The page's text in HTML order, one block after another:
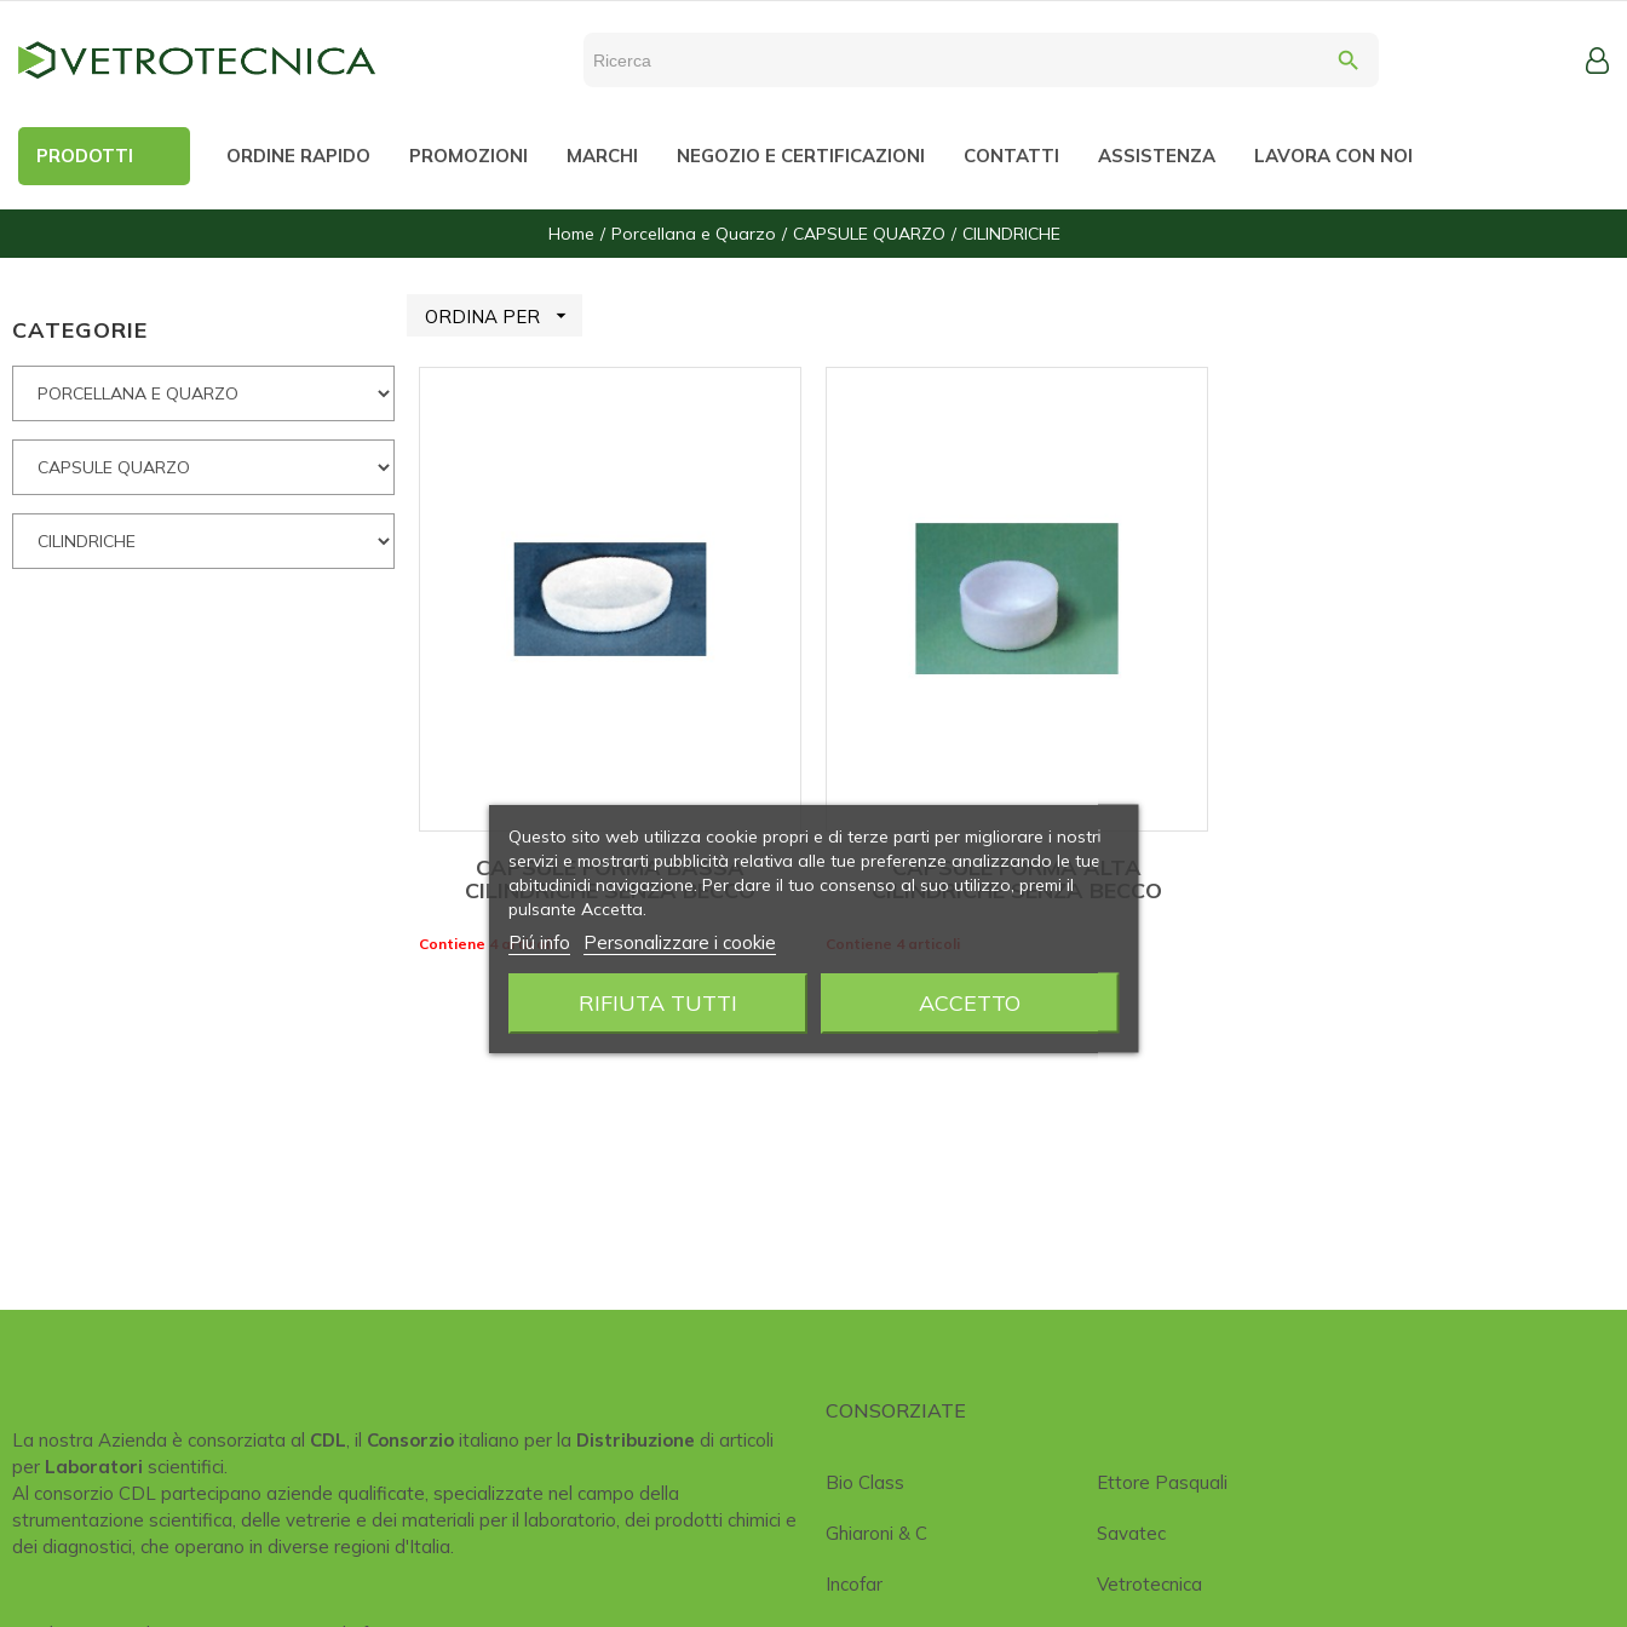
search
PRODOTTI ORDINE RAPIDO PROMOZIONI MARCHI NEGOZIO E CERTIFICAZIONI CONTATTI ASSISTENZA LAVORA CON NOI
Home Porcellana e Quarzo CAPSULE QUARZO CILINDRICHE
CATEGORIE ORDINA PER 
CAPSULE FORMA BASSA
CILINDRICHE SENZA BECCO
Contiene 4 articoli
CAPSULE FORMA ALTA
CILINDRICHE SENZA BECCO
Contiene 4 articoli
La nostra Azienda è consorziata al CDL, il Consorzio italiano per la Distribuzione di articoli
per Laboratori scientifici.
Al consorzio CDL partecipano aziende qualificate, specializzate nel campo della
strumentazione scientifica, delle vetrerie e dei materiali per il laboratorio, dei prodotti chimici e
dei diagnostici, che operano in diverse regioni d'Italia.
CONSORZIATE
Bio Class
Ghiaroni & C
Incofar
Ettore Pasquali
Savatec
Vetrotecnica
Questo sito web utilizza cookie propri e di terze parti per migliorare i nostri
servizi e mostrarti pubblicità relativa alle tue preferenze analizzando le tue
abitudinidi navigazione. Per dare il tuo consenso al suo utilizzo, premi il
pulsante Accetta.
Piú info Personalizzare i cookie
RIFIUTA TUTTI ACCETTO